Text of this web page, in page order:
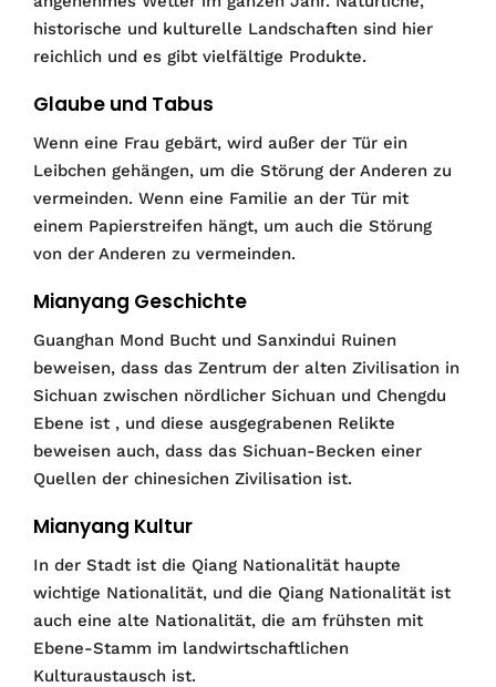
historische und kulturelle Landschaften sind hier
reichlich und es gibt vielfältige Produkte.
Glaube und Tabus
Wenn eine Frau gebärt, wird außer der Tür ein
Leibchen gehängen, um die Störung der Anderen zu
vermeinden. Wenn eine Familie an der Tür mit
einem Papierstreifen hängt, um auch die Störung
von der Anderen zu vermeinden.
Mianyang Geschichte
Guanghan Mond Bucht und Sanxindui Ruinen
beweisen, dass das Zentrum der alten Zivilisation in
Sichuan zwischen nördlicher Sichuan und Chengdu
Ebene ist , und diese ausgegrabenen Relikte
beweisen auch, dass das Sichuan-Becken einer
Quellen der chinesichen Zivilisation ist.
Mianyang Kultur
In der Stadt ist die Qiang Nationalität haupte
wichtige Nationalität, und die Qiang Nationalität ist
auch eine alte Nationalität, die am frühsten mit
Ebene-Stamm im landwirtschaftlichen
Kulturaustausch ist.